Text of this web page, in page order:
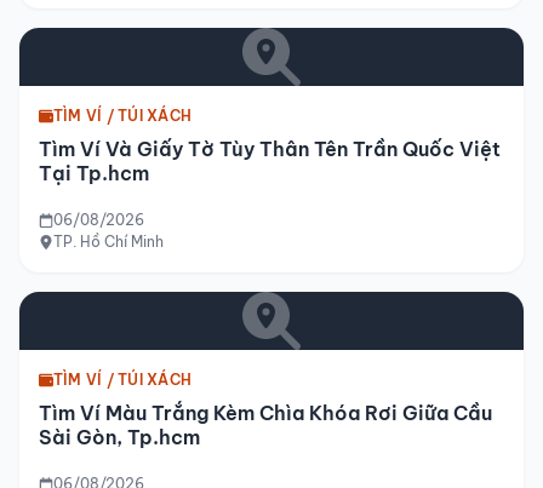
TÌM VÍ / TÚI XÁCH
Tìm Ví Và Giấy Tờ Tùy Thân Tên Trần Quốc Việt
Tại Tp.hcm
06/08/2026
TP. Hồ Chí Minh
TÌM VÍ / TÚI XÁCH
Tìm Ví Màu Trắng Kèm Chìa Khóa Rơi Giữa Cầu
Sài Gòn, Tp.hcm
06/08/2026